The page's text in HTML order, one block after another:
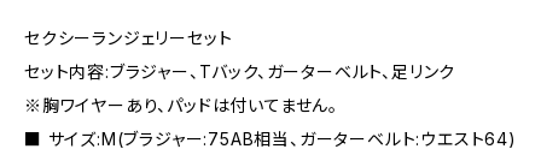
セクシーランジェリーセット
セット内容:ブラジャー、Tバック、ガーターベルト、足リンク
※胸ワイヤーあり、パッドは付いてません。
■ サイズ:M(ブラジャー:75AB相当、ガーターベルト:ウエスト64)